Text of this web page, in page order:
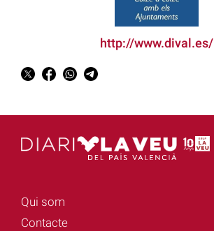
http://www.dival.es/
Qui som
Contacte